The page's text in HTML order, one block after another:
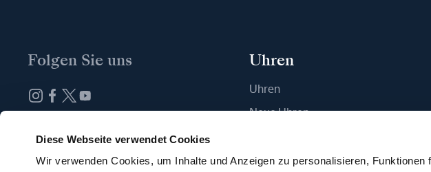
Diese Webseite verwendet Cookies
Wir verwenden Cookies, um Inhalte und Anzeigen zu personalisieren,
Folgen Sie uns Uhren
Uhren
Neue Uhren